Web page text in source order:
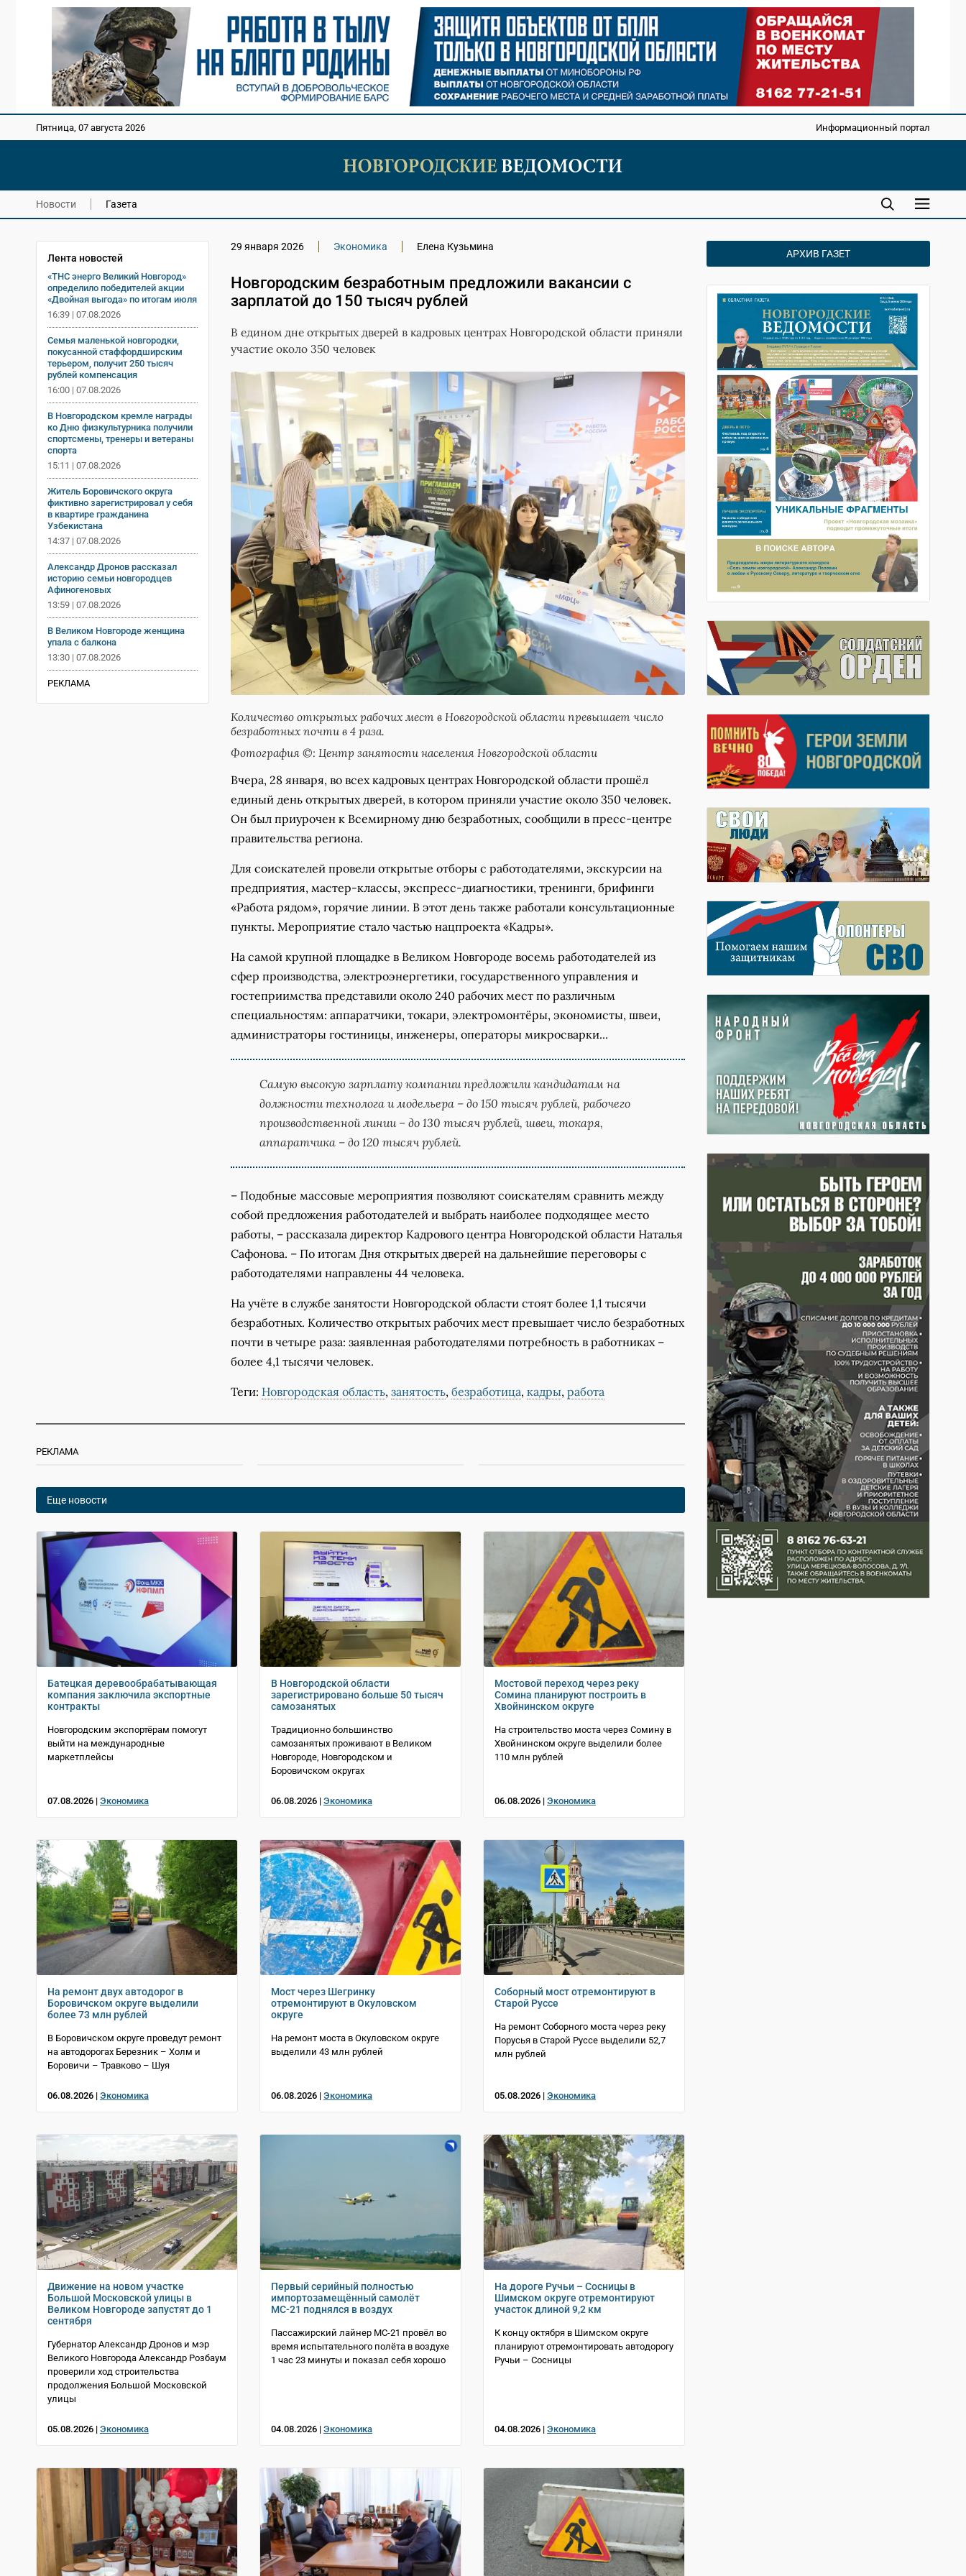
Пятница, 07 августа 2026 Информационный портал
Новости Газета
Лента новостей
«ТНС энерго Великий Новгород»
определило победителей акции
«Двойная выгода» по итогам июля
16:39 | 07.08.2026
Семья маленькой новгородки,
покусанной стаффордширским
терьером, получит 250 тысяч
рублей компенсация
16:00 | 07.08.2026
В Новгородском кремле награды
ко Дню физкультурника получили
спортсмены, тренеры и ветераны
спорта
15:11 | 07.08.2026
Житель Боровичского округа
фиктивно зарегистрировал у себя
в квартире гражданина
Узбекистана
14:37 | 07.08.2026
Александр Дронов рассказал
историю семьи новгородцев
Афиногеновых
13:59 | 07.08.2026
В Великом Новгороде женщина
упала с балкона
13:30 | 07.08.2026
РЕКЛАМА
29 января 2026 Экономика Елена Кузьмина
Новгородским безработным предложили вакансии с
зарплатой до 150 тысяч рублей
В едином дне открытых дверей в кадровых центрах Новгородской области приняли
участие около 350 человек
Количество открытых рабочих мест в Новгородской области превышает число
безработных почти в 4 раза.
Фотография ©: Центр занятости населения Новгородской области
Вчера, 28 января, во всех кадровых центрах Новгородской области прошёл
единый день открытых дверей, в котором приняли участие около 350 человек.
Он был приурочен к Всемирному дню безработных, сообщили в пресс-центре
правительства региона.
Для соискателей провели открытые отборы с работодателями, экскурсии на
предприятия, мастер-классы, экспресс-диагностики, тренинги, брифинги
«Работа рядом», горячие линии. В этот день также работали консультационные
пункты. Мероприятие стало частью нацпроекта «Кадры».
На самой крупной площадке в Великом Новгороде восемь работодателей из
сфер производства, электроэнергетики, государственного управления и
гостеприимства представили около 240 рабочих мест по различным
специальностям: аппаратчики, токари, электромонтёры, экономисты, швеи,
администраторы гостиницы, инженеры, операторы микросварки...
Самую высокую зарплату компании предложили кандидатам на
должности технолога и модельера – до 150 тысяч рублей, рабочего
производственной линии – до 130 тысяч рублей, швеи, токаря,
аппаратчика – до 120 тысяч рублей.
– Подобные массовые мероприятия позволяют соискателям сравнить между
собой предложения работодателей и выбрать наиболее подходящее место
работы, – рассказала директор Кадрового центра Новгородской области Наталья
Сафонова. – По итогам Дня открытых дверей на дальнейшие переговоры с
работодателями направлены 44 человека.
На учёте в службе занятости Новгородской области стоят более 1,1 тысячи
безработных. Количество открытых рабочих мест превышает число безработных
почти в четыре раза: заявленная работодателями потребность в работниках –
более 4,1 тысячи человек.
Теги: Новгородская область, занятость, безработица, кадры, работа
РЕКЛАМА
Еще новости
Батецкая деревообрабатывающая
компания заключила экспортные
контракты
Новгородским экспортёрам помогут
выйти на международные
маркетплейсы
07.08.2026 | Экономика
В Новгородской области
зарегистрировано больше 50 тысяч
самозанятых
Традиционно большинство
самозанятых проживают в Великом
Новгороде, Новгородском и
Боровичском округах
06.08.2026 | Экономика
Мостовой переход через реку
Сомина планируют построить в
Хвойнинском округе
На строительство моста через Сомину в
Хвойнинском округе выделили более
110 млн рублей
06.08.2026 | Экономика
На ремонт двух автодорог в
Боровичском округе выделили
более 73 млн рублей
В Боровичском округе проведут ремонт
на автодорогах Березник – Холм и
Боровичи – Травково – Шуя
06.08.2026 | Экономика
Мост через Шегринку
отремонтируют в Окуловском
округе
На ремонт моста в Окуловском округе
выделили 43 млн рублей
06.08.2026 | Экономика
Соборный мост отремонтируют в
Старой Руссе
На ремонт Соборного моста через реку
Порусья в Старой Руссе выделили 52,7
млн рублей
05.08.2026 | Экономика
Движение на новом участке
Большой Московской улицы в
Великом Новгороде запустят до 1
сентября
Губернатор Александр Дронов и мэр
Великого Новгорода Александр Розбаум
проверили ход строительства
продолжения Большой Московской
улицы
05.08.2026 | Экономика
Первый серийный полностью
импортозамещённый самолёт
МС-21 поднялся в воздух
Пассажирский лайнер МС-21 провёл во
время испытательного полёта в воздухе
1 час 23 минуты и показал себя хорошо
04.08.2026 | Экономика
На дороге Ручьи – Сосницы в
Шимском округе отремонтируют
участок длиной 9,2 км
К концу октября в Шимском округе
планируют отремонтировать автодорогу
Ручьи – Сосницы
04.08.2026 | Экономика
АРХИВ ГАЗЕТ